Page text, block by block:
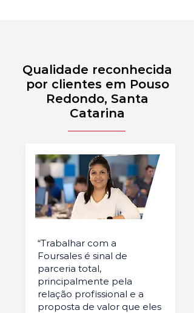
Qualidade reconhecida
por clientes em Pouso
Redondo, Santa
Catarina
“Trabalhar com a
Foursales é sinal de
parceria total,
principalmente pela
relação profissional e a
proposta de valor que eles